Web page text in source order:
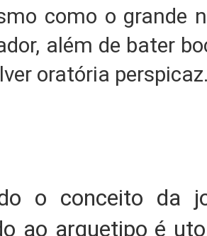
como o grande
além de bater
oratória
o conceito da
ao arquetipo é